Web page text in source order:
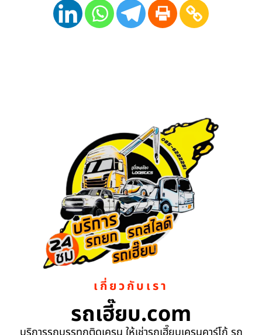
เกี่ยวกับเรา
รถเฮี๊ยบ.com